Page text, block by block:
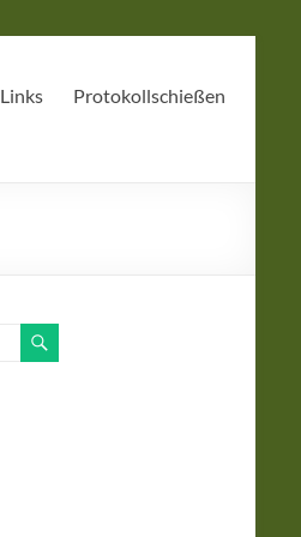
Links Protokollschießen